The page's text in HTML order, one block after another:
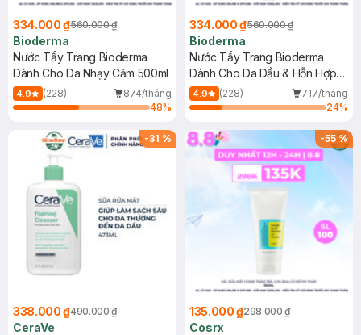
334.000 ₫560.000 ₫
Bioderma
Nước Tẩy Trang Bioderma
Dành Cho Da Nhạy Cảm 500ml
4.9 (228)
874/tháng
48%
334.000 ₫560.000 ₫
Bioderma
Nước Tẩy Trang Bioderma
Dành Cho Da Dầu & Hỗn Hợp
500ml
4.9 (228)
717/tháng
24%
-31 %
338.000 ₫490.000 ₫
CeraVe
-55%
135.000 ₫298.000 ₫
Cosrx